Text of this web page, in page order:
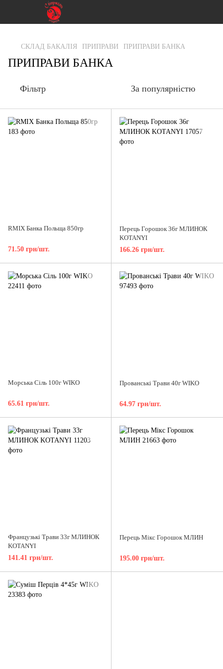
gtag('js', new Date()); gtag('config', 'G-RFXCKGNRF7');
СКЛАД БАКАЛІЯ ПРИПРАВИ ПРИПРАВИ БАНКА
ПРИПРАВИ БАНКА
Фільтр За популярністю
RMIX Банка Польща 850гр
71.50 грн/шт.
Перець Горошок 36г МЛИНОК
KOTANYI
166.26 грн/шт.
Морська Сіль 100г WIKO
65.61 грн/шт.
Прованські Трави 40г WIKO
64.97 грн/шт.
Французькі Трави 33г МЛИНОК
KOTANYI
141.41 грн/шт.
Перець Мікс Горошок МЛИН
195.00 грн/шт.